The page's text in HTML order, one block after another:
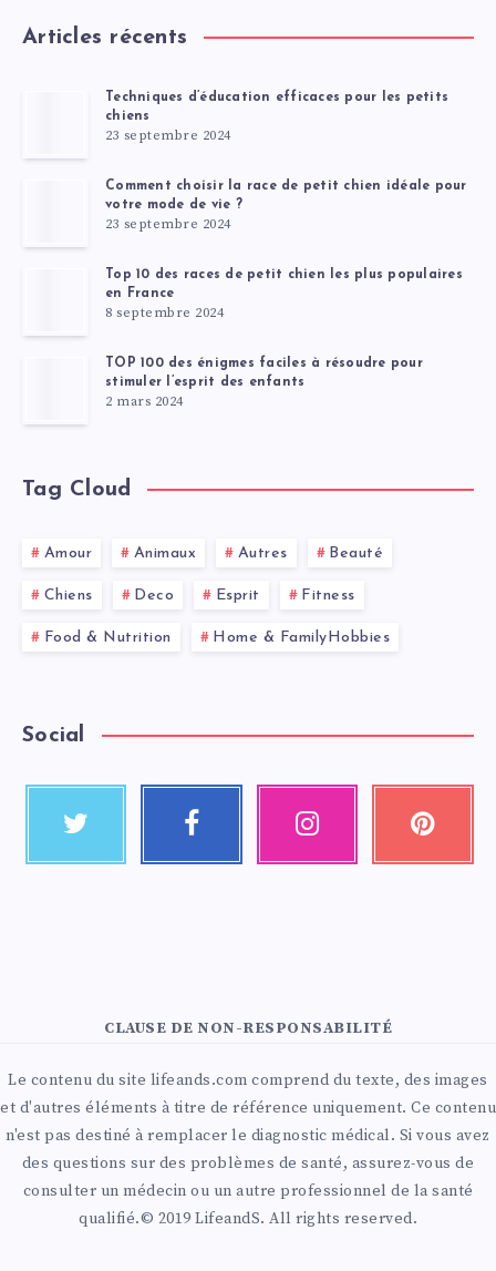
Articles récents
Techniques d’éducation efficaces pour les petits
chiens
23 septembre 2024
Comment choisir la race de petit chien idéale pour
votre mode de vie ?
23 septembre 2024
Top 10 des races de petit chien les plus populaires
en France
8 septembre 2024
TOP 100 des énigmes faciles à résoudre pour
stimuler l’esprit des enfants
2 mars 2024
Tag Cloud
Amour Animaux Autres Beauté
Chiens Deco Esprit Fitness
Food & Nutrition Home & FamilyHobbies
Social
CLAUSE DE NON-RESPONSABILITÉ
Le contenu du site lifeands.com comprend du texte, des images
et d'autres éléments à titre de référence uniquement. Ce contenu
n'est pas destiné à remplacer le diagnostic médical. Si vous avez
des questions sur des problèmes de santé, assurez-vous de
consulter un médecin ou un autre professionnel de la santé
qualifié.© 2019 LifeandS. All rights reserved.